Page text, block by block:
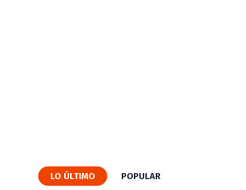
LO ÚLTIMO POPULAR